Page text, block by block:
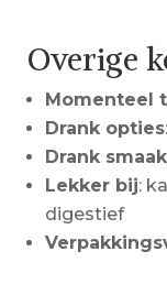
Overige
Momenteel
Drank opties
Drank
Lekker bij:
digestief